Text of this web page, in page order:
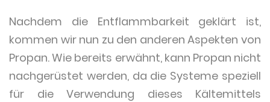
Nachdem die Entflammbarkeit geklärt ist,
kommen wir nun zu den anderen Aspekten von
Propan. Wie bereits erwähnt, kann Propan nicht
nachgerüstet werden, da die Systeme speziell
für die Verwendung dieses Kältemittels